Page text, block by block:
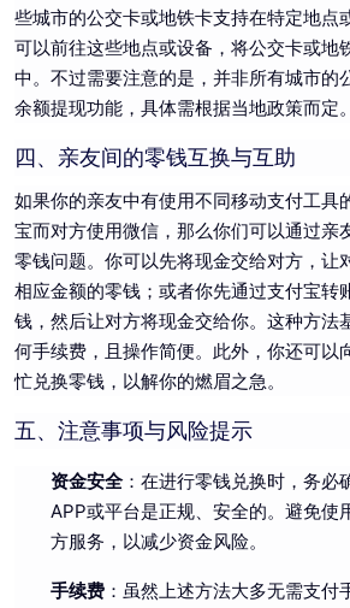
些城市的公交卡或地铁卡支持在特定地点
可以前往这些地点或设备，将公交卡或地
中。不过需要注意的是，并非所有城市的
余额提现功能，具体需根据当地政策而定。
四、亲友间的零钱互换与互助
如果你的亲友中有使用不同移动支付工具
宝而对方使用微信，那么你们可以通过亲
零钱问题。你可以先将现金交给对方，让
相应金额的零钱；或者你先通过支付宝转
钱，然后让对方将现金交给你。这种方法
何手续费，且操作简便。此外，你还可以
忙兑换零钱，以解你的燃眉之急。
五、注意事项与风险提示
资金安全：在进行零钱兑换时，务必
APP或平台是正规、安全的。避免使
方服务，以减少资金风险。
手续费 ：虽然上述方法大多无需支